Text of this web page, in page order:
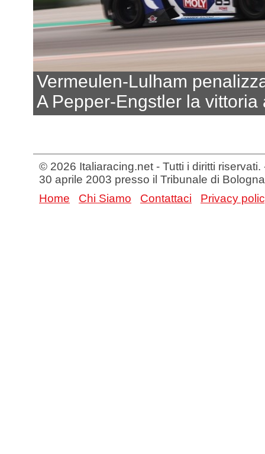
Vermeulen-Lulham
A Pepper-Engstler la vittoria
© 2026 Italiaracing.net - Tutti i diritti
30 aprile 2003 presso il Tribunale di Bologna
Home
Chi Siamo Contattaci Privacy